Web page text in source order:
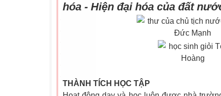
hóa - Hiện đại hóa của đất
THÀNH TÍCH HỌC TẬP